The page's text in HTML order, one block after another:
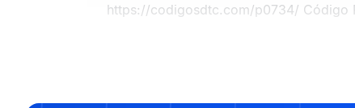
https://codigosdtc.com/p0734/ Código